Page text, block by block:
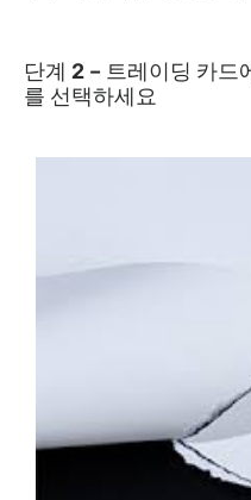
단계 2 – 트레이딩 카드
를 선택하세요